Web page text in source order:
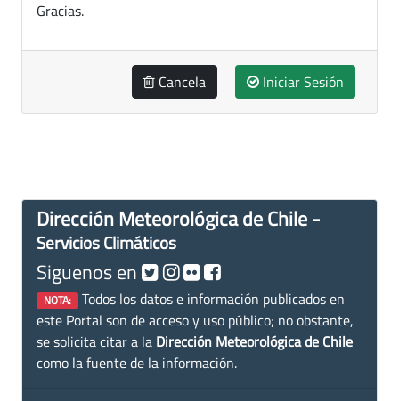
Gracias.
Cancela Iniciar Sesión
Dirección Meteorológica de Chile -
Servicios Climáticos
Siguenos en
NOTA: Todos los datos e información publicados en
este Portal son de acceso y uso público; no obstante,
se solicita citar a la Dirección Meteorológica de Chile
como la fuente de la información.